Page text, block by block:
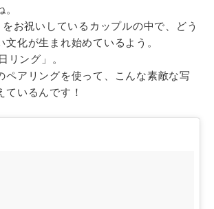
をお祝いしているカップルの中で、どう
文化が生まれ始めているよう。
リング」。
ペアリングを使って、こんな素敵な写
ているんです！